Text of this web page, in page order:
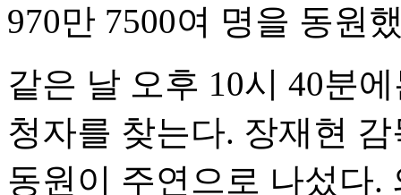
970만 7500여 명을 동원
같은 날 오후 10시 40분
청자를 찾는다. 장재현
동원이 주연으로 나섰다.